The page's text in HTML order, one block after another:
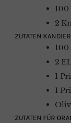
100
2
ZUTATEN
100
2
1
1
ZUTATEN FÜR